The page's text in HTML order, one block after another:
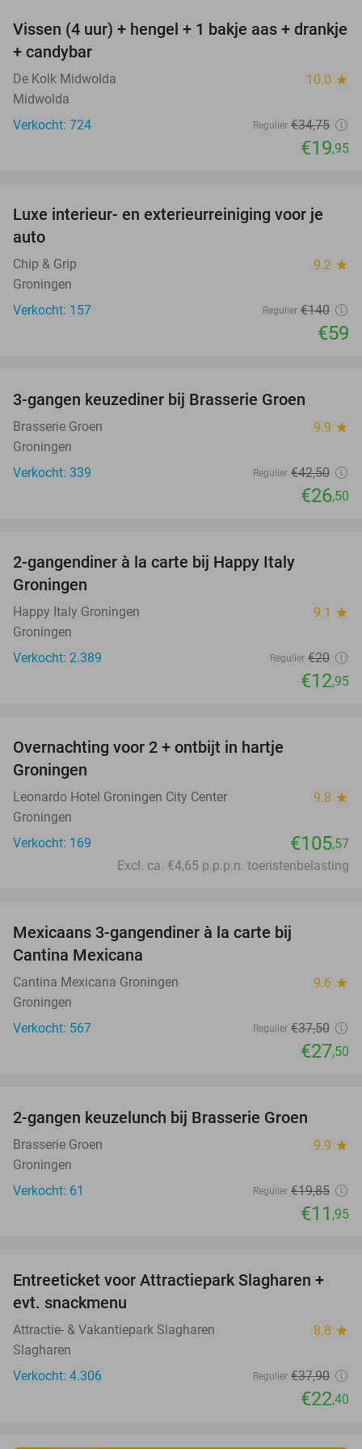
43%
Vissen (4 uur) + hengel + 1 bakje aas + drankje
+ candybar
De Kolk Midwolda 10.0 star
Midwolda
Verkocht: 724
Regulier €34,75
€19,95
58%
Luxe interieur- en exterieurreiniging voor je
auto
Chip & Grip 9.2 star
Groningen
Verkocht: 157
Regulier €140
€59
3-gangen keuzediner bij Brasserie Groen
Brasserie Groen 9.9 star
Groningen
Verkocht: 339
Regulier €42,50
€26,50
2-gangendiner à la carte bij Happy Italy
Groningen
Happy Italy Groningen 9.1 star
Groningen
Verkocht: 2.389
Regulier €20
€12,95
Overnachting voor 2 + ontbijt in hartje
Groningen
Leonardo Hotel Groningen City Center 9.8 star
Groningen
Verkocht: 169
€105,57
Excl. ca. €4,65 p.p.p.n. toeristenbelasting
Mexicaans 3-gangendiner à la carte bij
Cantina Mexicana
Cantina Mexicana Groningen 9.6 star
Groningen
Verkocht: 567
Regulier €37,50
€27,50
2-gangen keuzelunch bij Brasserie Groen
Brasserie Groen 9.9 star
Groningen
Verkocht: 61
Regulier €19,85
€11 ,95
41%
Entreeticket voor Attractiepark Slagharen +
evt. snackmenu
Attractie- & Vakantiepark Slagharen 8.8 star
Slagharen
Verkocht: 4.306
Regulier €37,90
€22,40